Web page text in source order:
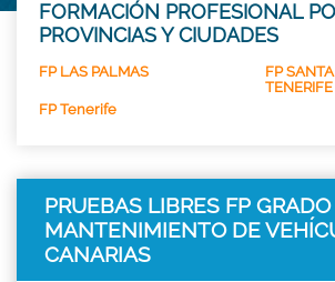
FORMACIÓN PROFESIONAL
PROVINCIAS Y CIUDADES
FP LAS PALMAS
FP
TENERIFE
FP Tenerife
PRUEBAS LIBRES FP
MANTENIMIENTO DE
CANARIAS